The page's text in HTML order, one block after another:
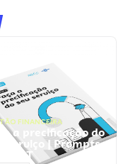
FINANCEIRA
a precificação do
serviço | Prompts